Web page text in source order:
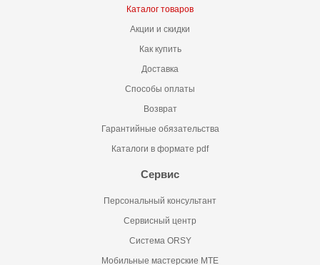
Каталог товаров
Акции и скидки
Как купить
Доставка
Способы оплаты
Возврат
Гарантийные обязательства
Каталоги в формате pdf
Сервис
Персональный консультант
Сервисный центр
Система ORSY
Мобильные мастерские MTE